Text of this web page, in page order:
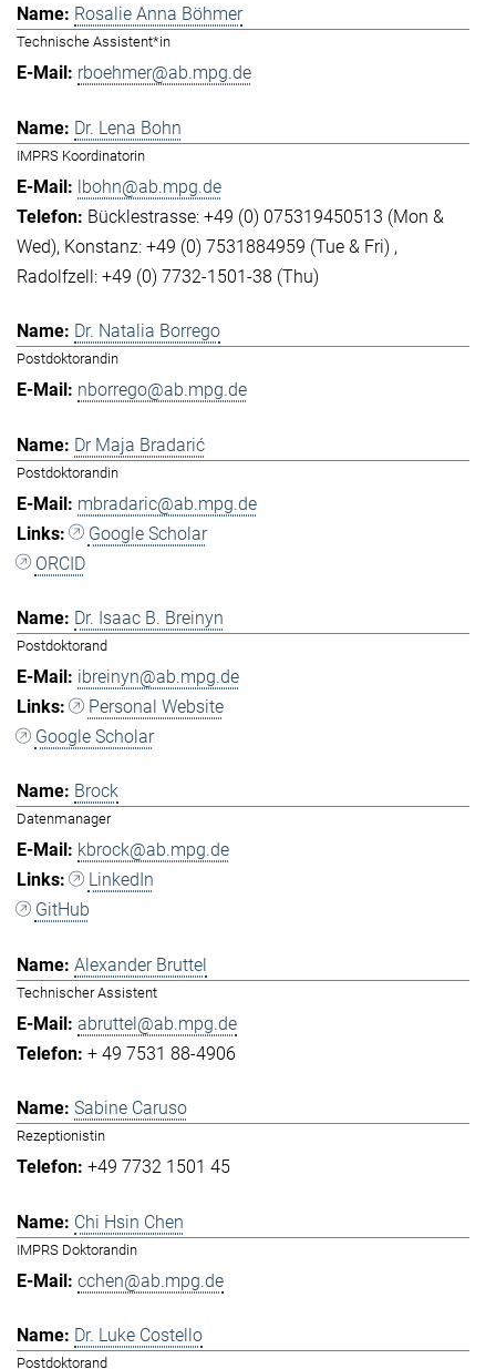
Rosalie Anna Böhmer
Technische Assistent*in
rboehmer@ab.mpg.de
Dr. Lena Bohn
IMPRS Koordinatorin
lbohn@ab.mpg.de
Bücklestrasse: +49 (0) 075319450513 (Mon &
Wed) Konstanz: +49 (0) 7531884959 (Tue & Fri)
Radolfzell: +49 (0) 7732-1501-38 (Thu)
Dr. Natalia Borrego
Postdoktorandin
nborrego@ab.mpg.de
Dr Maja Bradarić
Postdoktorandin
mbradaric@ab.mpg.de
Google Scholar
ORCID
Dr. Isaac B. Breinyn
Postdoktorand
ibreinyn@ab.mpg.de
Personal Website
Google Scholar
Brock
Datenmanager
kbrock@ab.mpg.de
LinkedIn
GitHub
Alexander Bruttel
Technischer Assistent
abruttel@ab.mpg.de
+ 49 7531 88-4906
Sabine Caruso
Rezeptionistin
+49 7732 1501 45
Chi Hsin Chen
IMPRS Doktorandin
cchen@ab.mpg.de
Dr. Luke Costello
Postdoktorand